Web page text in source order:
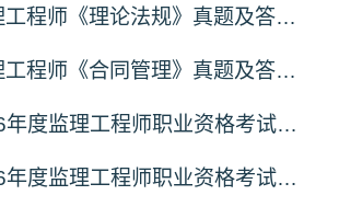
2026年监理工程师《理论法规》真题及答案解析（已更新）
2026年监理工程师《合同管理》真题及答案解析（已更新）
陕西省2026年度监理工程师职业资格考试考务通知
贵州省2026年度监理工程师职业资格考试报名通知